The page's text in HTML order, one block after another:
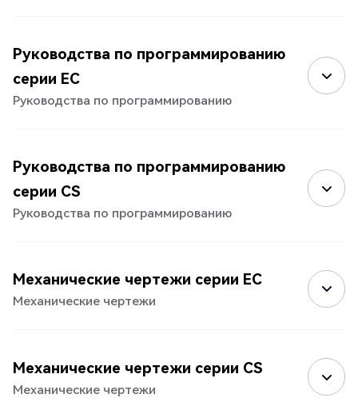
Руководства по программированию
серии EC
Руководства по программированию
Руководства по программированию
серии CS
Руководства по программированию
Механические чертежи серии EC
Механические чертежи
Механические чертежи серии CS
Механические чертежи